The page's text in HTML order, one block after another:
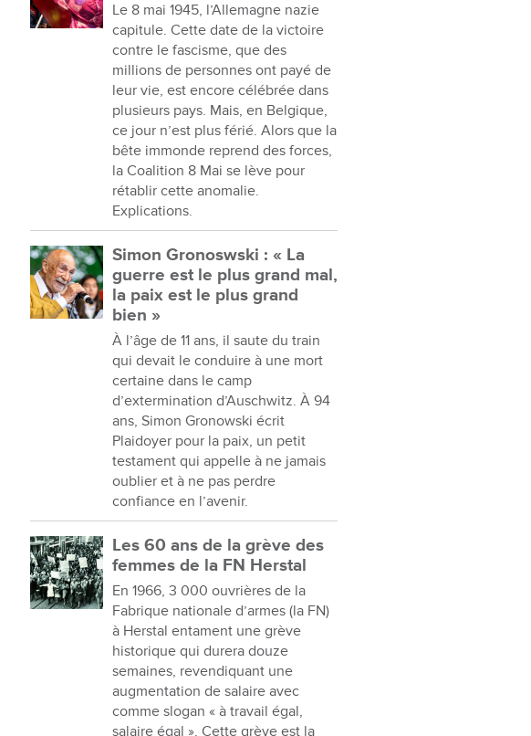
Le 8 mai 1945, l’Allemagne nazie
capitule. Cette date de la victoire
contre le fascisme, que des
millions de personnes ont payé de
leur vie, est encore célébrée dans
plusieurs pays. Mais, en Belgique,
ce jour n’est plus férié. Alors que la
bête immonde reprend des forces,
la Coalition 8 Mai se lève pour
rétablir cette anomalie.
Explications.
Simon Gronoswski : « La
guerre est le plus grand mal,
la paix est le plus grand
bien »
À l’âge de 11 ans, il saute du train
qui devait le conduire à une mort
certaine dans le camp
d’extermination d’Auschwitz. À 94
ans, Simon Gronowski écrit
Plaidoyer pour la paix, un petit
testament qui appelle à ne jamais
oublier et à ne pas perdre
confiance en l’avenir.
Les 60 ans de la grève des
femmes de la FN Herstal
En 1966, 3 000 ouvrières de la
Fabrique nationale d’armes (la FN)
à Herstal entament une grève
historique qui durera douze
semaines, revendiquant une
augmentation de salaire avec
comme slogan « à travail égal,
salaire égal ». Cette grève est la